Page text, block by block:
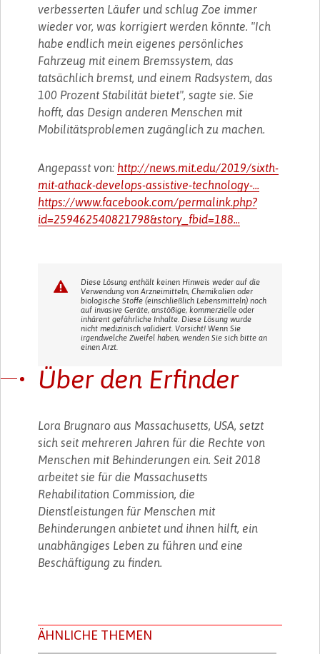
verbesserten Läufer und schlug Zoe immer
wieder vor, was korrigiert werden könnte. "Ich
habe endlich mein eigenes persönliches
Fahrzeug mit einem Bremssystem, das
tatsächlich bremst, und einem Radsystem, das
100 Prozent Stabilität bietet", sagte sie. Sie
hofft, das Design anderen Menschen mit
Mobilitätsproblemen zugänglich zu machen.
Angepasst von: http://news.mit.edu/2019/sixth-
mit-athack-develops-assistive-technology-...
https://www.facebook.com/permalink.php?
id=259462540821798&story_fbid=188...
Diese Lösung enthält keinen Hinweis weder auf die
Verwendung von Arzneimitteln, Chemikalien oder
biologische Stoffe (einschließlich Lebensmitteln) noch
auf invasive Geräte, anstößige, kommerzielle oder
inhärent gefährliche Inhalte. Diese Lösung wurde
nicht medizinisch validiert. Vorsicht! Wenn Sie
irgendwelche Zweifel haben, wenden Sie sich bitte an
einen Arzt.
Über den Erfinder
Lora Brugnaro aus Massachusetts, USA, setzt
sich seit mehreren Jahren für die Rechte von
Menschen mit Behinderungen ein. Seit 2018
arbeitet sie für die Massachusetts
Rehabilitation Commission, die
Dienstleistungen für Menschen mit
Behinderungen anbietet und ihnen hilft, ein
unabhängiges Leben zu führen und eine
Beschäftigung zu finden.
ÄHNLICHE THEMEN